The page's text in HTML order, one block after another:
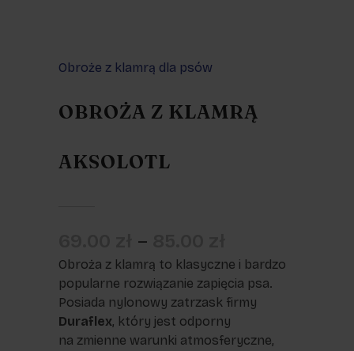
Obroże z klamrą dla psów
OBROŻA Z KLAMRĄ
AKSOLOTL
–
Obroża z klamrą to klasyczne i bardzo
popularne rozwiązanie zapięcia psa.
Posiada nylonowy zatrzask firmy
Duraflex, który jest odporny
na zmienne warunki atmosferyczne,